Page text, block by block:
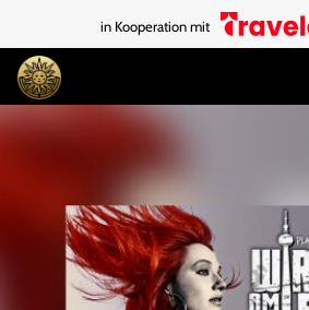
in Kooperation mit